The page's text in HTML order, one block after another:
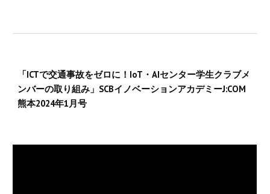
「ICTで交通事故をゼロに！IoT・AIセンター学生クラブメ
ンバーの取り組み」SCBイノベーションアカデミーJ:COM
熊本2024年1月号